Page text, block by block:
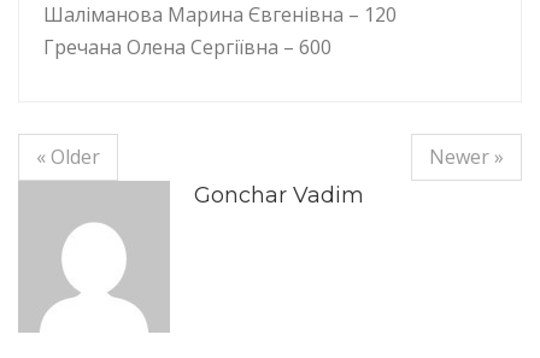
Шаліманова Марина Євгенівна – 120
Гречана Олена Сергіївна – 600
« Older
Newer »
Gonchar Vadim